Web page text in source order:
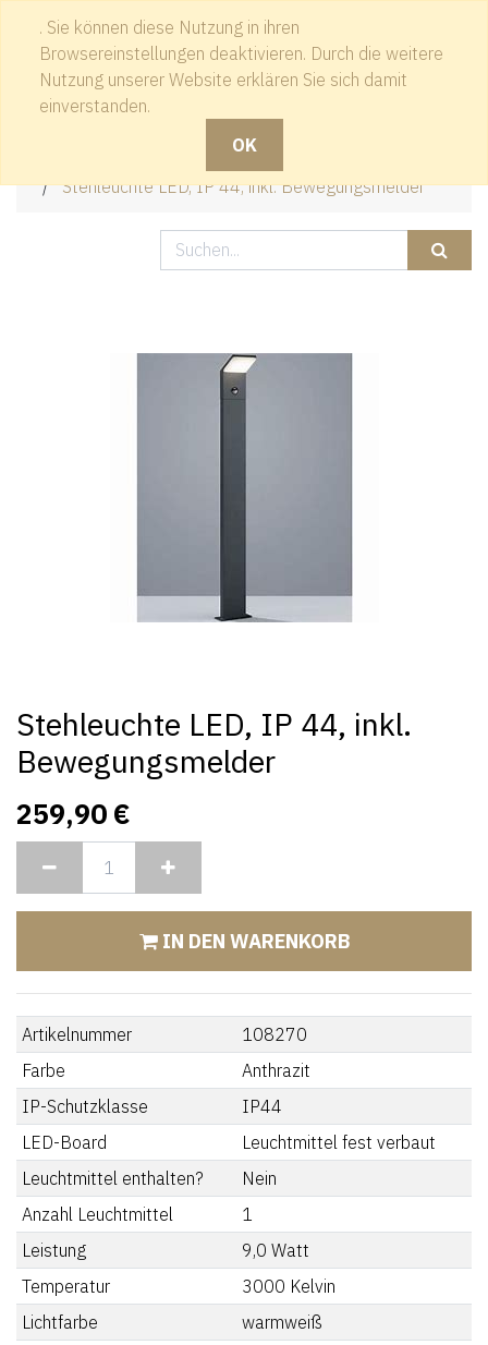
. Sie können diese Nutzung in ihren
Browsereinstellungen deaktivieren. Durch die weitere
Nutzung unserer Website erklären Sie sich damit
einverstanden.
OK
Kontakt
Stehleuchte LED, IP 44, inkl. Bewegungsmelder
Stehleuchte LED, IP 44, inkl.
Bewegungsmelder
259,90 €
IN DEN WARENKORB
Artikelnummer
108270
Farbe
Anthrazit
IP-Schutzklasse
IP44
LED-Board
Leuchtmittel fest verbaut
Leuchtmittel enthalten?
Nein
Anzahl Leuchtmittel
1
Leistung
9,0 Watt
Temperatur
3000 Kelvin
Lichtfarbe
warmweiß